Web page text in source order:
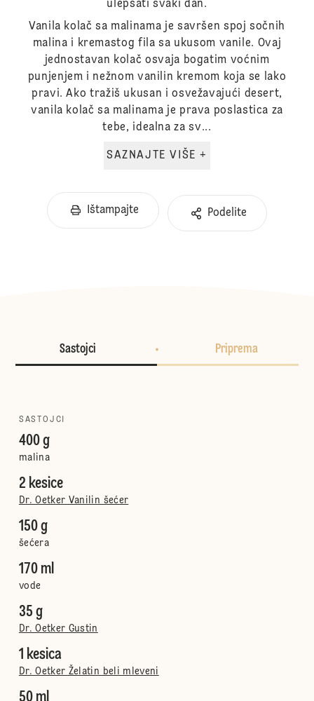
ulepšati svaki dan.
Vanila kolač sa malinama je savršen spoj sočnih
malina i kremastog fila sa ukusom vanile. Ovaj
jednostavan kolač osvaja bogatim voćnim
punjenjem i nežnom vanilin kremom koja se lako
pravi. Ako tražiš ukusan i osvežavajući desert,
vanila kolač sa malinama je prava poslastica za
tebe, idealna za sv...
SAZNAJTE VIŠE +
Ištampajte Podelite
Sastojci Priprema
SASTOJCI
400 g
malina
2 kesice
Dr. Oetker Vanilin šećer
150 g
šećera
170 ml
vode
35 g
Dr. Oetker Gustin
1 kesica
Dr. Oetker Želatin beli mleveni
50 ml